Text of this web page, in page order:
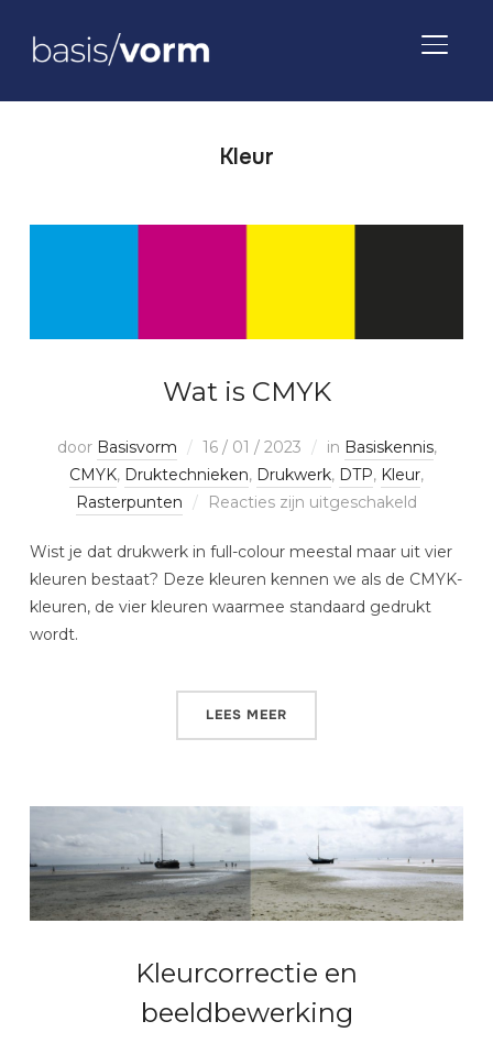
Kleur
Wat is CMYK
door Basisvorm 16 / 01 / 2023 in Basiskennis,
CMYK, Druktechnieken, Drukwerk, DTP, Kleur,
Rasterpunten
Reacties zijn uitgeschakeld
Wist je dat drukwerk in full-colour meestal maar uit vier
kleuren bestaat? Deze kleuren kennen we als de CMYK-
kleuren, de vier kleuren waarmee standaard gedrukt
wordt.
LEES MEER
Kleurcorrectie en
beeldbewerking